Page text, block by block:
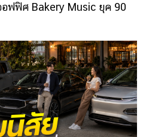
อฟฟิศ Bakery Music ยุค 90